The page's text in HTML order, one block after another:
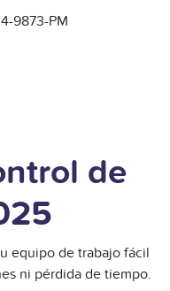
de
equipo de trabajo fácil
ni pérdida de tiempo.